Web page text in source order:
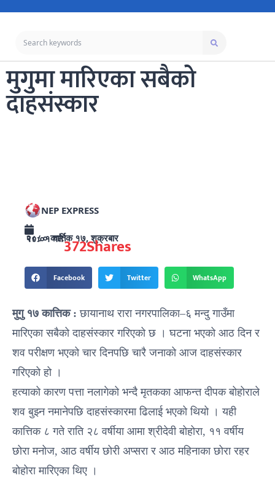
मुगुमा मारिएका सबैको
दाहसंस्कार
NEP EXPRESS
२०८० कार्तिक १७, शुक्रबार १८:०१ गते Shares
372
Facebook Twitter WhatsApp
मुगु १७ कात्तिक : छायानाथ रारा नगरपालिका–६ मन्दु गाउँमा
मारिएका सबैको दाहसंस्कार गरिएको छ । घटना भएको आठ दिन र
शव परीक्षण भएको चार दिनपछि चारै जनाको आज दाहसंस्कार
गरिएको हो ।
हत्याको कारण पत्ता नलागेको भन्दै मृतकका आफन्त दीपक बोहोराले
शव बुझ्न नमानेपछि दाहसंस्कारमा ढिलाई भएको थियो । यही
कात्तिक ८ गते राति २८ वर्षीया आमा श्रीदेवी बोहोरा, ११ वर्षीय
छोरा मनोज, आठ वर्षीय छोरी अप्सरा र आठ महिनाका छोरा रहर
बोहोरा मारिएका थिए ।